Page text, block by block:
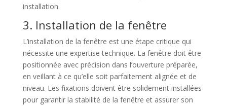
installation.
3. Installation de la fenêtre
L’installation de la fenêtre est une étape critique qui
nécessite une expertise technique. La fenêtre doit être
positionnée avec précision dans l’ouverture préparée,
en veillant à ce qu’elle soit parfaitement alignée et de
niveau. Les fixations doivent être solidement installées
pour garantir la stabilité de la fenêtre et assurer son